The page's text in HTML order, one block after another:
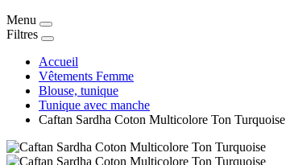
Menu
Filtres
Accueil
Vêtements Femme
Blouse, tunique
Tunique avec manche
Caftan Sardha Coton Multicolore Ton Turquoise